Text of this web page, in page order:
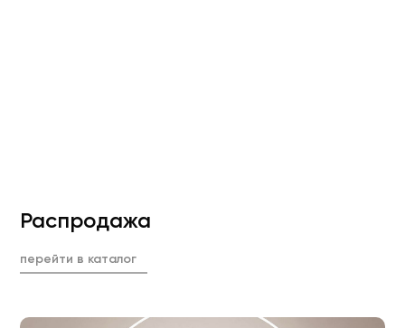
Распродажа
перейти в каталог